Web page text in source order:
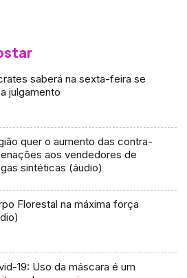
saberá na sexta-feira se
julgamento
quer o aumento das contra-
aos vendedores de
sintéticas (áudio)
Florestal na máxima força
19: Uso da máscara é um